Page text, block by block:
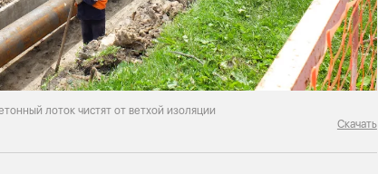
лоток чистят от ветхой изоляции
Скачать